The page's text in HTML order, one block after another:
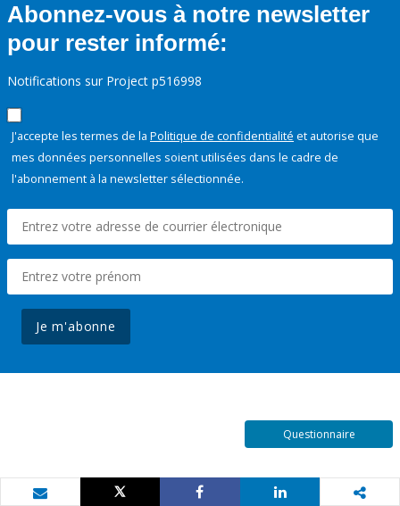
Abonnez-vous à notre newsletter
pour rester informé:
Notifications sur Project p516998
J'accepte les termes de la Politique de confidentialité et autorise que
mes données personnelles soient utilisées dans le cadre de
l'abonnement à la newsletter sélectionnée.
Je m'abonne
Questionnaire